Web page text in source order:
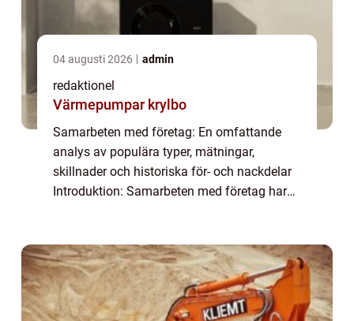
04 augusti 2026 admin
redaktionel
Värmepumpar krylbo
Samarbeten med företag: En omfattande
analys av populära typer, mätningar,
skillnader och historiska för- och nackdelar
Introduktion: Samarbeten med företag har
samarbe...